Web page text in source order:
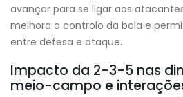
avançar para se ligar aos
melhora o controlo da bola e
entre defesa e ataque.
Impacto da 2-3-5 nas
meio-campo e